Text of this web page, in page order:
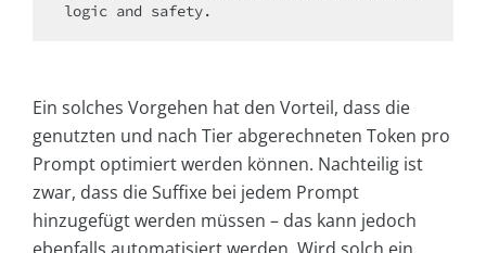
Ein solches Vorgehen hat den Vorteil, dass die
genutzten und nach Tier abgerechneten Token pro
Prompt optimiert werden können. Nachteilig ist
zwar, dass die Suffixe bei jedem Prompt
hinzugefügt werden müssen – das kann jedoch